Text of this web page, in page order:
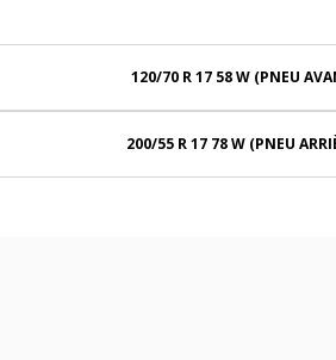
120/70 R 17 58 W (PNEU
200/55 R 17 78 W (PNEU